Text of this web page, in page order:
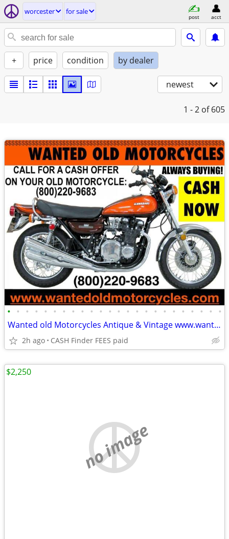
worcester for sale
post acct
+ price condition by dealer
newest
1 - 2 of 605
• • • • • • • • • • • • • • • • • • • • • • • •
Wanted old Motorcycles Antique & Vintage www.wantedoldmotorcycles.com
2h ago CASH Finder FEES paid
no image
$2,250